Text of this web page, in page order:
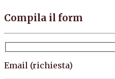
Compila il form
Email (richiesta)